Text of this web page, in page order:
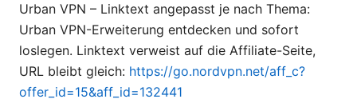
Urban VPN – Linktext angepasst je nach Thema:
Urban VPN-Erweiterung entdecken und sofort
loslegen. Linktext verweist auf die Affiliate-Seite,
URL bleibt gleich: https://go.nordvpn.net/aff_c?
offer_id=15&aff_id=132441